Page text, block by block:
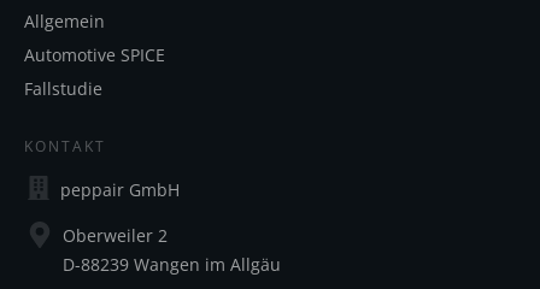
Allgemein
Automotive SPICE
Fallstudie
KONTAKT
peppair GmbH
Oberweiler 2
D-88239 Wangen im Allgäu